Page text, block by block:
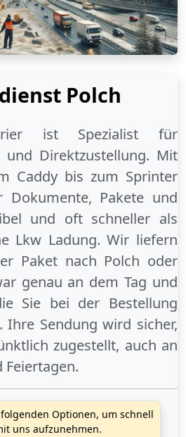
Polch
ist Spezialist für
und Direktzustellung. Mit
Caddy bis zum Sprinter
Dokumente, Pakete und
und oft schneller als
Lkw Ladung. Wir liefern
Paket nach Polch oder
genau an dem Tag und
Sie bei der Bestellung
Ihre Sendung wird sicher,
zugestellt, auch an
Feiertagen.
Optionen, um schnell
uns aufzunehmen.